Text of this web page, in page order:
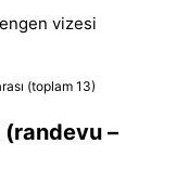
vizesi
(toplam 13)
–